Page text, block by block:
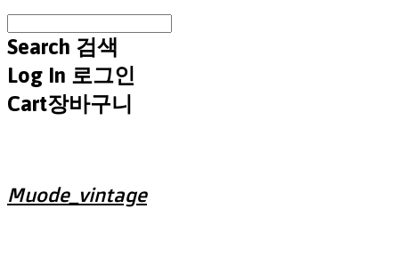
Search 검색
Log In 로그인
Cart장바구니
Muode_vintage